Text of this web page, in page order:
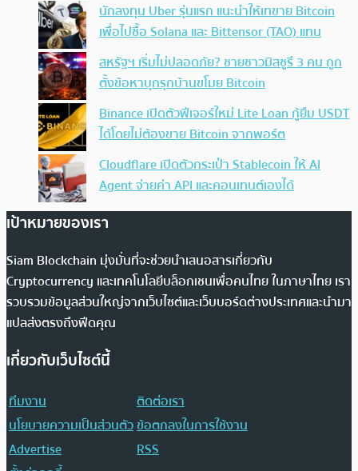
นักลงทุน Uber รุ่นแรก แนะนำให้เทขาย Bitcoin
เพื่อไปซื้อ Solana และ Bittensor (TAO) แทน
สหรัฐฯ เริ่มไม่ปลอดภัย? ชายชาวมิสซูรี 3 คน ถูก
ตั้งข้อหาบุกรุกบ้านขโมย Bitcoin
Binance เปิดตัวฟีเจอร์ใหม่ Lite Loan กู้ยืม USDT
ได้โดยไม่ต้องขาย Bitcoin จากพอร์ต
Cloudflare เปิดตัวกระเป๋า Stablecoin ให้ AI
Agent จ่ายค่า API และคอนเทนต์เองได้
เป้าหมายของเรา
Siam Blockchain มุ่งมั่นที่จะช่วยนำเสนอสารเกี่ยวกับ
Cryptocurrency และเทคโนโลยีบล็อกเชนเพื่อคนไทย ในภาษาไทย เรา
รวบรวมข้อมูลส่วนใหญ่จากเว็บไซต์และเว็บบอร์ดต่างประเทศและนำมา
แปลส่งตรงถึงฟีดคุณ
เกี่ยวกับเว็บไซต์นี้
ทีมงาน
ติดต่อเรา
นโยบายความเป็นส่วนตัวข้อตกลงในการใช้งาน
Advertise
RSS